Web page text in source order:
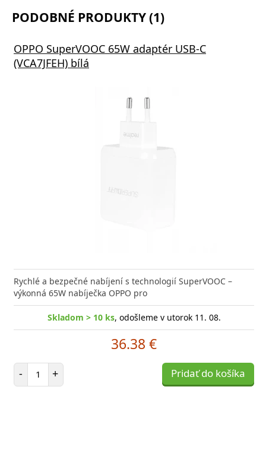
PODOBNÉ PRODUKTY (1)
OPPO SuperVOOC 65W adaptér USB-C
(VCA7JFEH) bílá
Rychlé a bezpečné nabíjení s technologií SuperVOOC –
výkonná 65W nabíječka OPPO pro
Skladom > 10 ks, odošleme v utorok 11. 08.
36.38 €
- Počet položiek
+ Pridať do košíka